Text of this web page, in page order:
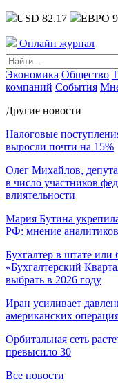
USD 82.17 ЕВРО
Онлайн журнал
Экономика Общество
компаний События
Другие новости
Налоговые
выросли почти на 15%
Олег Михайлов,
в число участников
влиятельности
Мария Бутина
РФ: мнение аналитиков
Бухгалтер в штате или
«Бухгалтерский
выбрать в 2026 году
Иран усиливает
американских
Орбитальная сеть
превысило 30
Все новости